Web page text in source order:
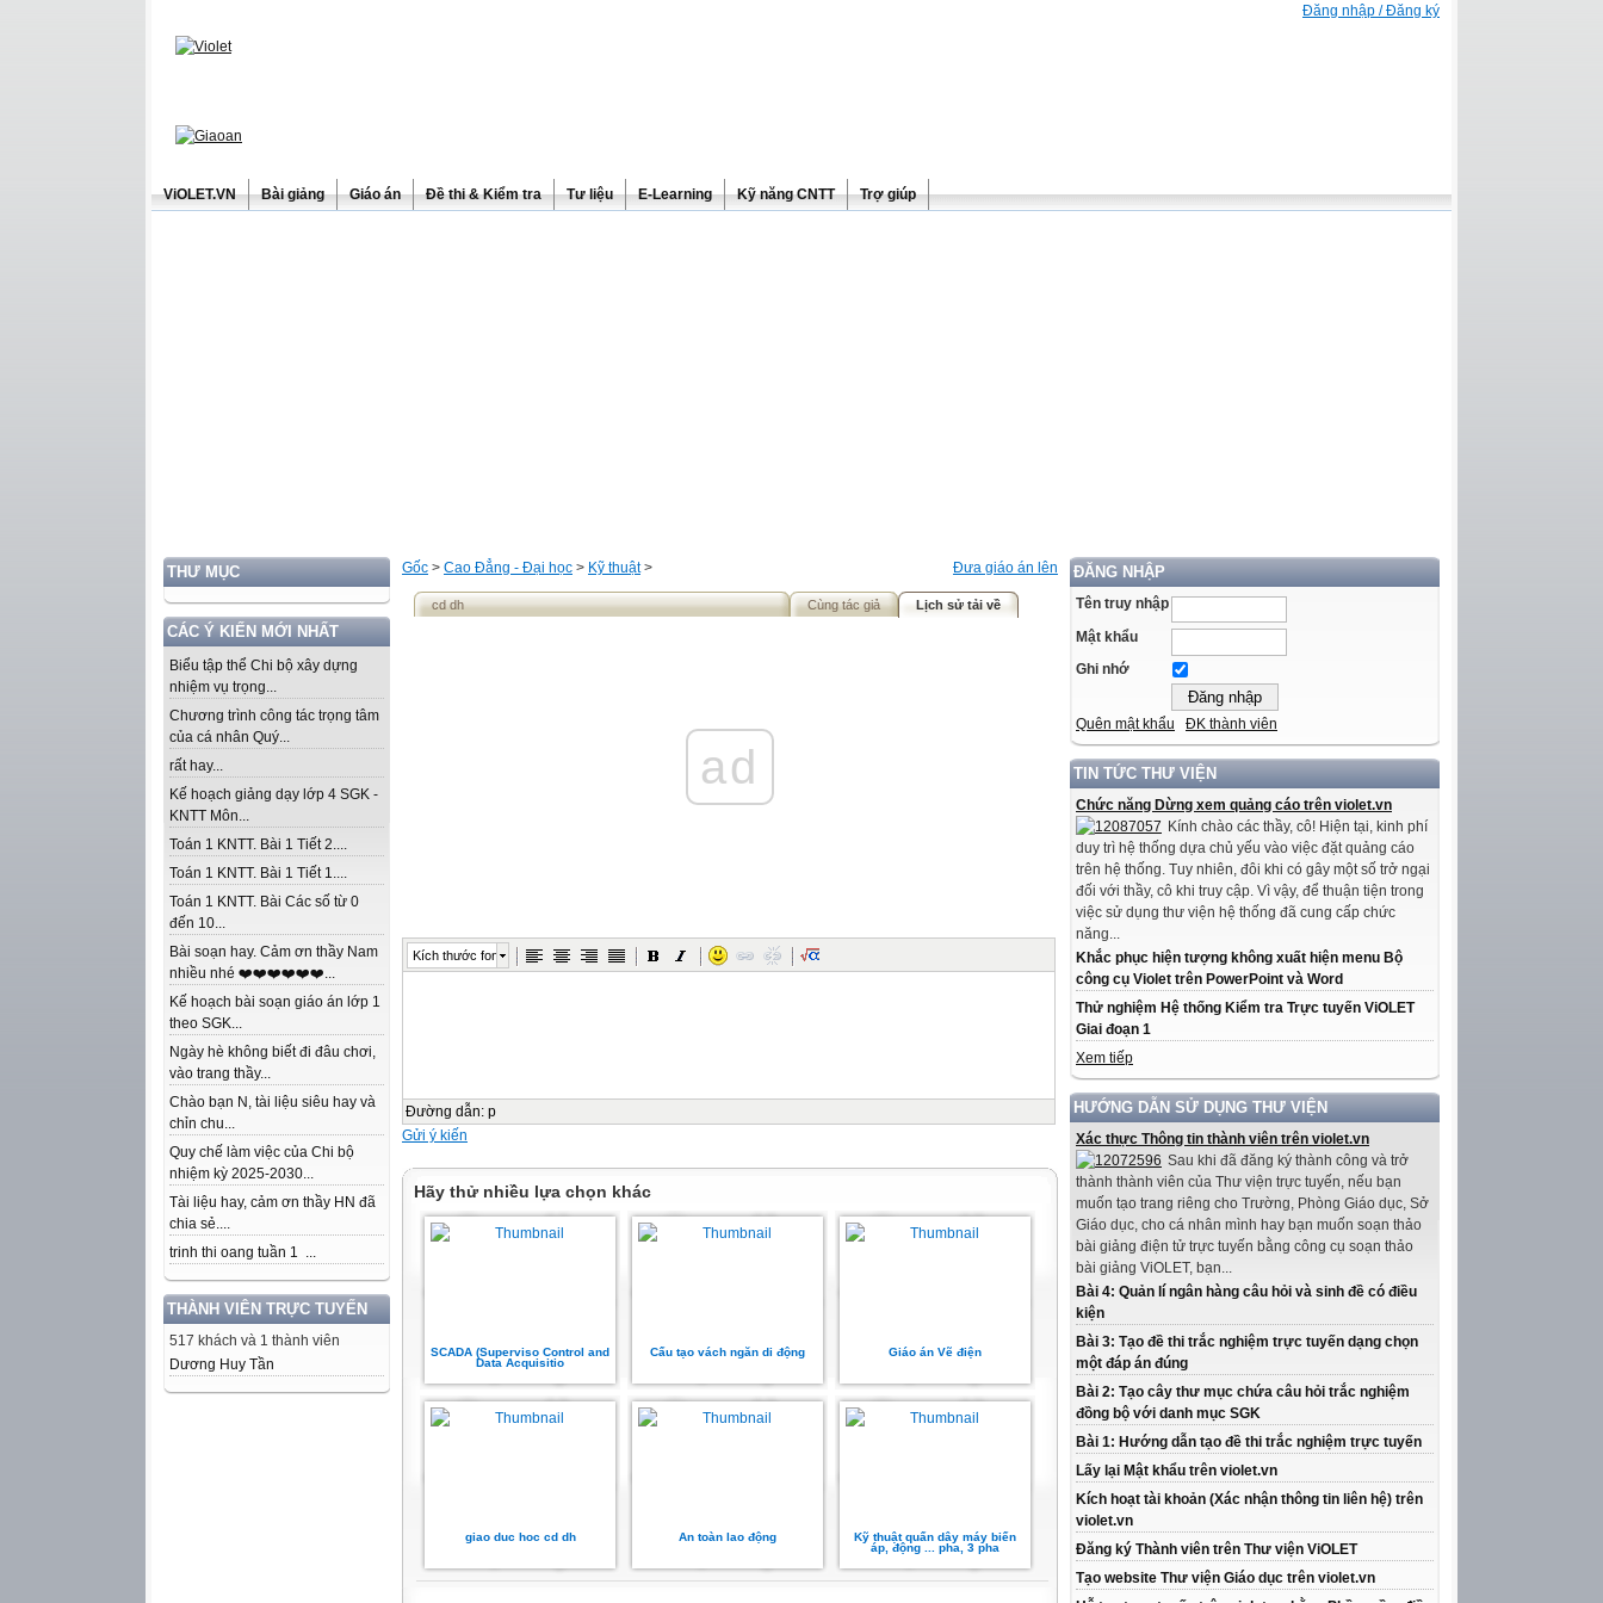
Đăng nhập / Đăng ký
ViOLET.VN Bài giảng Giáo án Đề thi & Kiểm tra Tư liệu E-Learning Kỹ năng CNTT Trợ giúp
THƯ MỤC
CÁC Ý KIẾN MỚI NHẤT
Biểu tập thể Chi bộ xây dựng
nhiệm vụ trọng...
Chương trình công tác trọng tâm
của cá nhân Quý...
rất hay...
Kế hoạch giảng dạy lớp 4 SGK -
KNTT Môn...
Toán 1 KNTT. Bài 1 Tiết 2....
Toán 1 KNTT. Bài 1 Tiết 1....
Toán 1 KNTT. Bài Các số từ 0
đến 10...
Bài soạn hay. Cảm ơn thầy Nam
nhiều nhé ❤️❤️❤️❤️❤️❤️...
Kế hoạch bài soạn giáo án lớp 1
theo SGK...
Ngày hè không biết đi đâu chơi,
vào trang thầy...
Chào bạn N, tài liệu siêu hay và
chỉn chu...
Quy chế làm việc của Chi bộ
nhiệm kỳ 2025-2030...
Tài liệu hay, cảm ơn thầy HN đã
chia sẻ....
trinh thi oang tuần 1 ...
THÀNH VIÊN TRỰC TUYẾN
517 khách và 1 thành viên
Dương Huy Tần
ĐĂNG NHẬP
Tên truy nhập
Mật khẩu
Ghi nhớ
Quên mật khẩu ĐK thành viên
TIN TỨC THƯ VIỆN
Chức năng Dừng xem quảng cáo trên violet.vn
Kính chào các thầy, cô! Hiện tại, kinh phí
duy trì hệ thống dựa chủ yếu vào việc đặt quảng cáo
trên hệ thống. Tuy nhiên, đôi khi có gây một số trở ngại
đối với thầy, cô khi truy cập. Vì vậy, để thuận tiện trong
việc sử dụng thư viện hệ thống đã cung cấp chức
năng...
Khắc phục hiện tượng không xuất hiện menu Bộ
công cụ Violet trên PowerPoint và Word
Thử nghiệm Hệ thống Kiểm tra Trực tuyến ViOLET
Giai đoạn 1
Xem tiếp
HƯỚNG DẪN SỬ DỤNG THƯ VIỆN
Xác thực Thông tin thành viên trên violet.vn
Sau khi đã đăng ký thành công và trở
thành thành viên của Thư viện trực tuyến, nếu bạn
muốn tạo trang riêng cho Trường, Phòng Giáo dục, Sở
Giáo dục, cho cá nhân mình hay bạn muốn soạn thảo
bài giảng điện tử trực tuyến bằng công cụ soạn thảo
bài giảng ViOLET, bạn...
Bài 4: Quản lí ngân hàng câu hỏi và sinh đề có điều
kiện
Bài 3: Tạo đề thi trắc nghiệm trực tuyến dạng chọn
một đáp án đúng
Bài 2: Tạo cây thư mục chứa câu hỏi trắc nghiệm
đồng bộ với danh mục SGK
Bài 1: Hướng dẫn tạo đề thi trắc nghiệm trực tuyến
Lấy lại Mật khẩu trên violet.vn
Kích hoạt tài khoản (Xác nhận thông tin liên hệ) trên
violet.vn
Đăng ký Thành viên trên Thư viện ViOLET
Tạo website Thư viện Giáo dục trên violet.vn
Đưa giáo án lên
Gốc > Cao Đẳng - Đại học > Kỹ thuật>
cd dh Cùng tác giả Lịch sử tải về
ad
Kích thước font
Đường dẫn: p
Gửi ý kiến
Hãy thử nhiều lựa chọn khác
SCADA (Superviso Control and
Data Acquisitio
Cấu tạo vách ngăn di động Giáo án Vẽ điện
giao duc hoc cd dh An toàn lao động
Kỹ thuật quấn dây máy biến
áp, động ... pha, 3 pha